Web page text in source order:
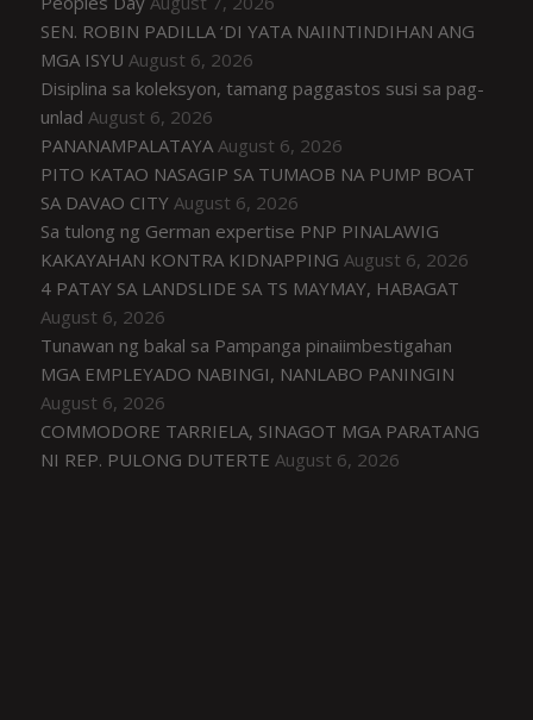
SEN. ROBIN PADILLA ‘DI YATA NAIINTINDIHAN ANG
MGA ISYU August 6, 2026
Disiplina sa koleksyon, tamang paggastos susi sa pag-
unlad August 6, 2026
PANANAMPALATAYA August 6, 2026
PITO KATAO NASAGIP SA TUMAOB NA PUMP BOAT
SA DAVAO CITY August 6, 2026
Sa tulong ng German expertise PNP PINALAWIG
KAKAYAHAN KONTRA KIDNAPPING August 6, 2026
4 PATAY SA LANDSLIDE SA TS MAYMAY, HABAGAT
August 6, 2026
Tunawan ng bakal sa Pampanga pinaiimbestigahan
MGA EMPLEYADO NABINGI, NANLABO PANINGIN
August 6, 2026
COMMODORE TARRIELA, SINAGOT MGA PARATANG
NI REP. PULONG DUTERTE August 6, 2026